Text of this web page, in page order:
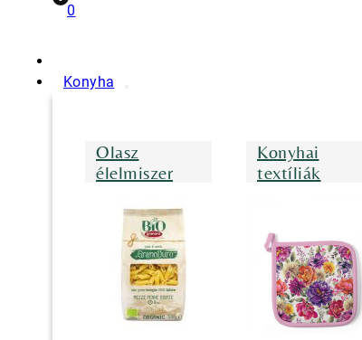
0
Konyha
Olasz
élelmiszer
Konyhai
textíliák